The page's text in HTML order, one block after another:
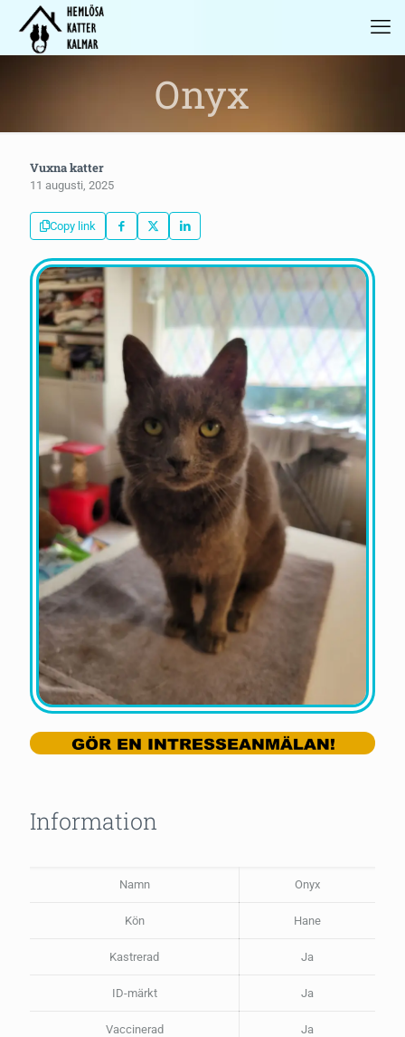
Onyx
Vuxna katter
11 augusti, 2025
Copy link
Information
Namn Onyx
Kön Hane
Kastrerad Ja
ID-märkt Ja
Vaccinerad Ja